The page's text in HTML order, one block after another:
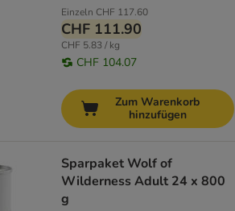
Einzeln CHF 117.60
CHF 111.90
CHF 5.83 / kg
CHF 104.07
Zum Warenkorb
hinzufügen
Sparpaket Wolf of
Wilderness Adult 24 x 800
g